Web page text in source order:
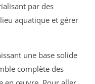
par des
aquatique et gérer
une base solide
complète des